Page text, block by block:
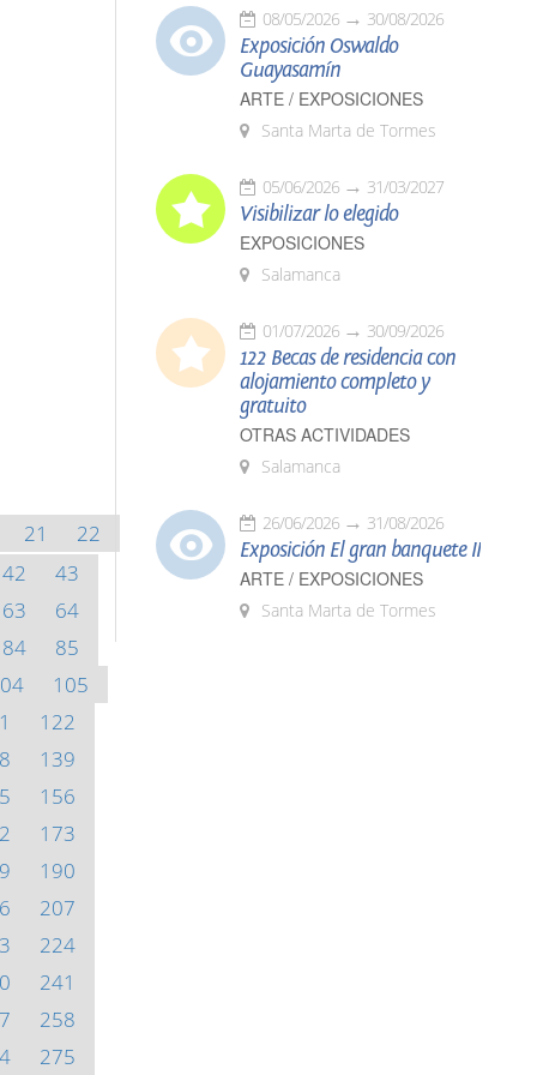
21
22
42
43
63
64
84
85
105
122
139
156
173
190
207
224
241
258
275
08/05/2026 30/08/2026
Exposición Oswaldo
Guayasamín
ARTE / EXPOSICIONES
Santa Marta de Tormes
05/06/2026 31/03/2027
Visibilizar lo elegido
EXPOSICIONES
Salamanca
01/07/2026 30/09/2026
122 Becas de residencia con
alojamiento completo y
gratuito
OTRAS ACTIVIDADES
Salamanca
26/06/2026 31/08/2026
Exposición El gran banquete II
ARTE / EXPOSICIONES
Santa Marta de Tormes